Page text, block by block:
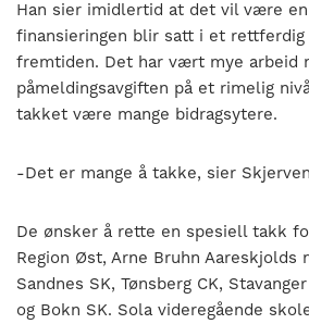
Han sier imidlertid at det vil være
finansieringen blir satt i et rettferdig
fremtiden. Det har vært mye arbeid
påmeldingsavgiften på et rimelig
takket være mange bidragsytere.
-Det er mange å takke, sier
De ønsker å rette en spesiell takk
Region Øst, Arne Bruhn Aareskjolds
Sandnes SK, Tønsberg CK,
og Bokn SK. Sola videregående